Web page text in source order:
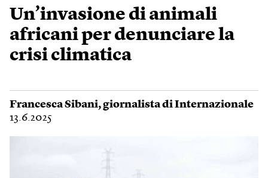
Un’invasione di animali
africani per denunciare la
crisi climatica
Francesca Sibani, giornalista di Internazionale
13.6.2025